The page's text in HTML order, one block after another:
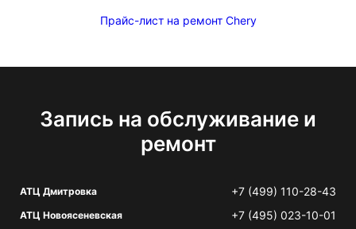
Прайс-лист на ремонт Chery
Запись на обслуживание и
ремонт
АТЦ Дмитровка +7 (499) 110-28-43
АТЦ Новоясеневская +7 (495) 023-10-01